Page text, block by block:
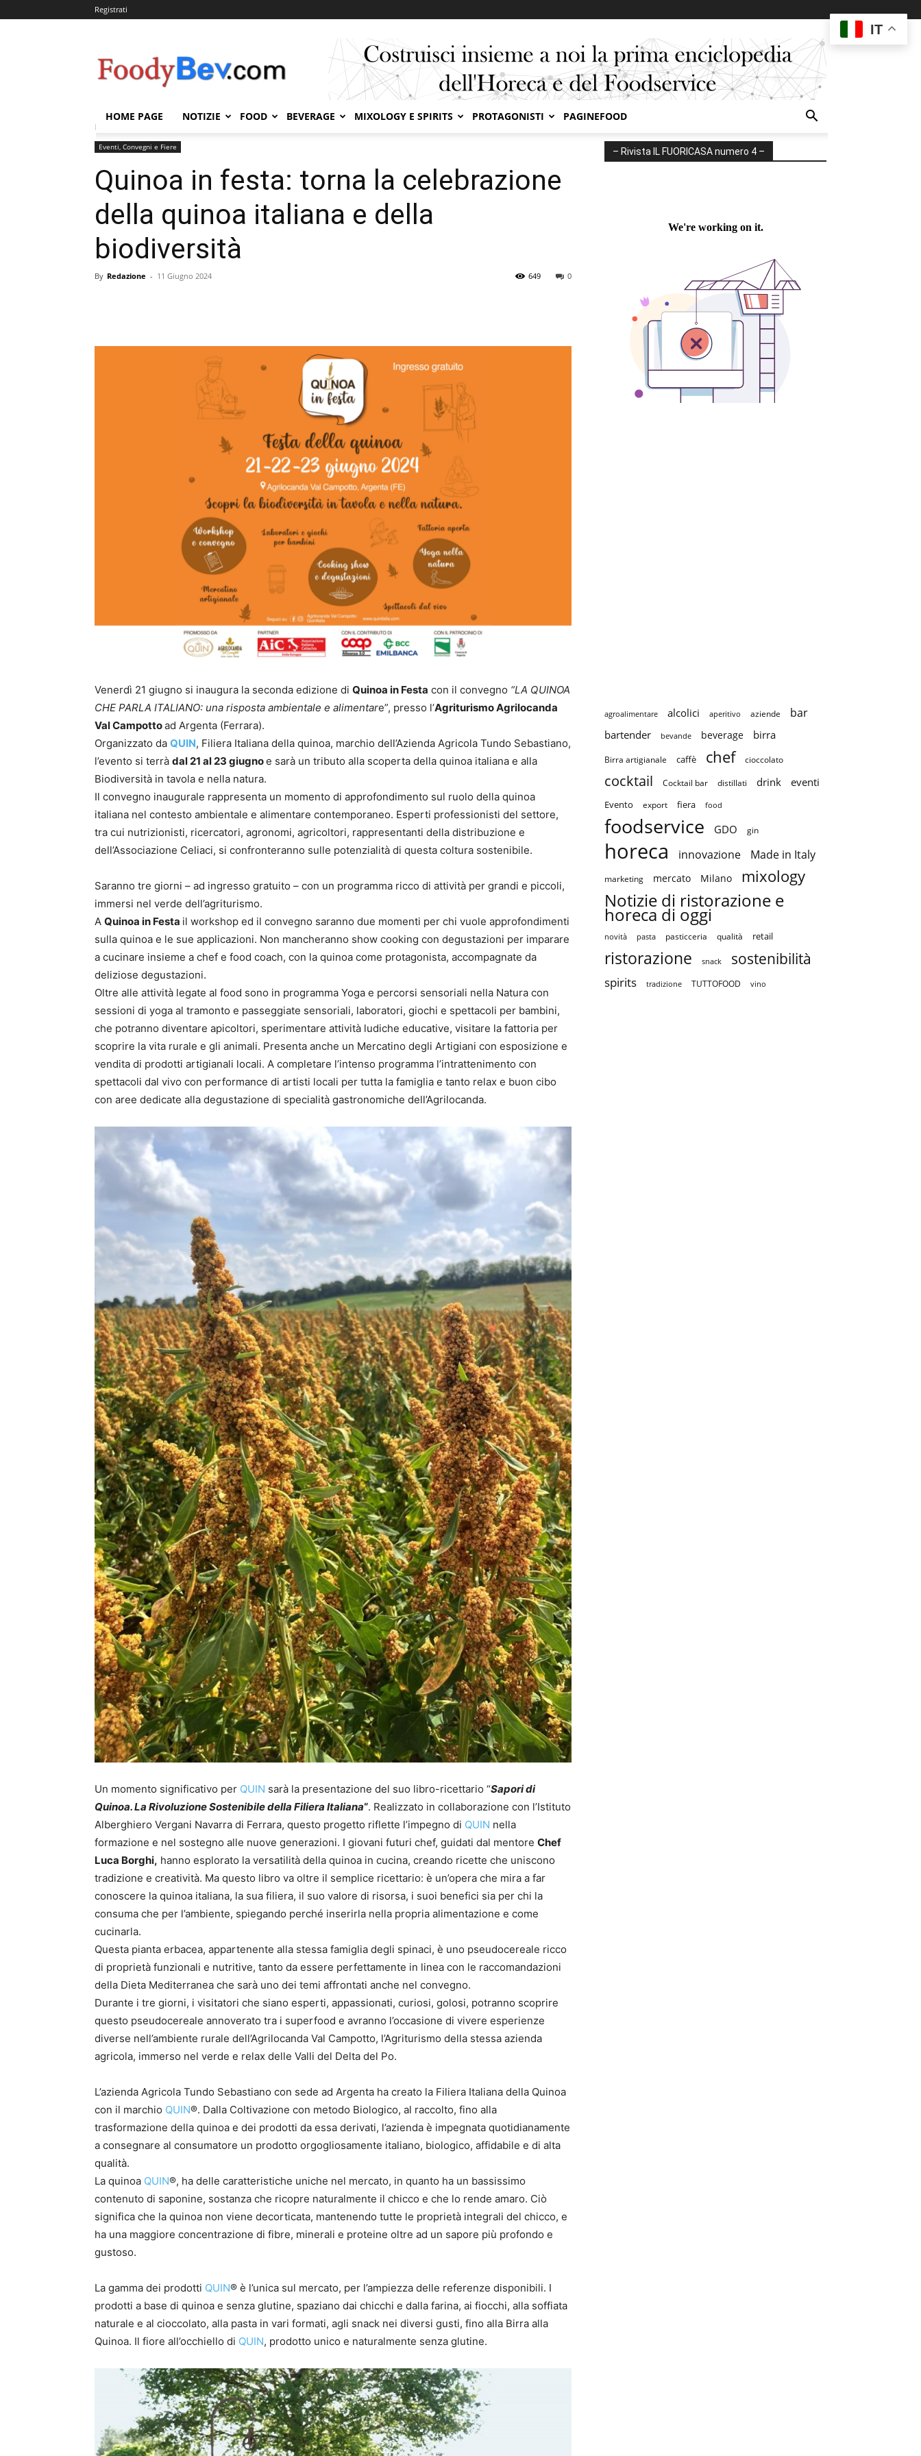
Registrati
HOME PAGE NOTIZIE FOOD BEVERAGE MIXOLOGY E SPIRITS PROTAGONISTI PAGINEFOOD
Home
Eventi, Convegni e Fiere
Quinoa in festa: torna la celebrazione
della quinoa italiana e della
biodiversità
By Redazione - 11 Giugno 2024 0
649
Venerdì 21 giugno si inaugura la seconda edizione di Quinoa in Festa con il convegno “LA QUINOA
CHE PARLA ITALIANO: una risposta ambientale e alimentare”, presso l’Agriturismo Agrilocanda
Val Campottoad Argenta (Ferrara).
Organizzato da QUIN, Filiera Italiana della quinoa, marchio dell’Azienda Agricola Tundo Sebastiano,
l’evento si terrà dal 21 al 23 giugnoe sarà un tributo alla scoperta della quinoa italiana e alla
Biodiversità in tavola e nella natura.
Il convegno inaugurale rappresenta un momento di approfondimento sul ruolo della quinoa
italiana nel contesto ambientale e alimentare contemporaneo. Esperti professionisti del settore,
tra cui nutrizionisti, ricercatori, agronomi, agricoltori, rappresentanti della distribuzione e
dell’Associazione Celiaci, si confronteranno sulle potenzialità di questa coltura sostenibile.
Saranno tre giorni – ad ingresso gratuito – con un programma ricco di attività per grandi e piccoli,
immersi nel verde dell’agriturismo.
A Quinoa in Festa il workshop ed il convegno saranno due momenti per chi vuole approfondimenti
sulla quinoa e le sue applicazioni. Non mancheranno show cooking con degustazioni per imparare
a cucinare insieme a chef e food coach, con la quinoa come protagonista, accompagnate da
deliziose degustazioni.
Oltre alle attività legate al food sono in programma Yoga e percorsi sensoriali nella Natura con
sessioni di yoga al tramonto e passeggiate sensoriali, laboratori, giochi e spettacoli per bambini,
che potranno diventare apicoltori, sperimentare attività ludiche educative, visitare la fattoria per
scoprire la vita rurale e gli animali. Presenta anche un Mercatino degli Artigiani con esposizione e
vendita di prodotti artigianali locali. A completare l’intenso programma l’intrattenimento con
spettacoli dal vivo con performance di artisti locali per tutta la famiglia e tanto relax e buon cibo
con aree dedicate alla degustazione di specialità gastronomiche dell’Agrilocanda.
Un momento significativo per QUIN sarà la presentazione del suo libro-ricettario “Sapori di
Quinoa. La Rivoluzione Sostenibile della Filiera Italiana“. Realizzato in collaborazione con l’Istituto
Alberghiero Vergani Navarra di Ferrara, questo progetto riflette l’impegno di QUIN nella
formazione e nel sostegno alle nuove generazioni. I giovani futuri chef, guidati dal mentore Chef
Luca Borghi, hanno esplorato la versatilità della quinoa in cucina, creando ricette che uniscono
tradizione e creatività. Ma questo libro va oltre il semplice ricettario: è un’opera che mira a far
conoscere la quinoa italiana, la sua filiera, il suo valore di risorsa, i suoi benefici sia per chi la
consuma che per l’ambiente, spiegando perché inserirla nella propria alimentazione e come
cucinarla.
Questa pianta erbacea, appartenente alla stessa famiglia degli spinaci, è uno pseudocereale ricco
di proprietà funzionali e nutritive, tanto da essere perfettamente in linea con le raccomandazioni
della Dieta Mediterranea che sarà uno dei temi affrontati anche nel convegno.
Durante i tre giorni, i visitatori che siano esperti, appassionati, curiosi, golosi, potranno scoprire
questo pseudocereale annoverato tra i superfood e avranno l’occasione di vivere esperienze
diverse nell’ambiente rurale dell’Agrilocanda Val Campotto, l’Agriturismo della stessa azienda
agricola, immerso nel verde e relax delle Valli del Delta del Po.
L’azienda Agricola Tundo Sebastiano con sede ad Argenta ha creato la Filiera Italiana della Quinoa
con il marchio QUIN®. Dalla Coltivazione con metodo Biologico, al raccolto, fino alla
trasformazione della quinoa e dei prodotti da essa derivati, l’azienda è impegnata quotidianamente
a consegnare al consumatore un prodotto orgogliosamente italiano, biologico, affidabile e di alta
qualità.
La quinoa QUIN®, ha delle caratteristiche uniche nel mercato, in quanto ha un bassissimo
contenuto di saponine, sostanza che ricopre naturalmente il chicco e che lo rende amaro. Ciò
significa che la quinoa non viene decorticata, mantenendo tutte le proprietà integrali del chicco, e
ha una maggiore concentrazione di fibre, minerali e proteine oltre ad un sapore più profondo e
gustoso.
La gamma dei prodotti QUIN® è l’unica sul mercato, per l’ampiezza delle referenze disponibili. I
prodotti a base di quinoa e senza glutine, spaziano dai chicchi e dalla farina, ai fiocchi, alla soffiata
naturale e al cioccolato, alla pasta in vari formati, agli snack nei diversi gusti, fino alla Birra alla
Quinoa. Il fiore all’occhiello di QUIN, prodotto unico e naturalmente senza glutine.
– Rivista IL FUORICASA numero 4 –
agroalimentare alcolici aperitivo aziende bar
bartender bevande beverage birra
Birra artigianale caffè chef cioccolato
cocktail Cocktail bar distillati drink eventi
Evento export fiera food
foodservice GDO gin
horeca innovazione Made in Italy
marketing mercato Milano mixology
Notizie di ristorazione e
horeca di oggi
novità pasta pasticceria qualità retail
ristorazione snack sostenibilità
spirits tradizione TUTTOFOOD vino
IT